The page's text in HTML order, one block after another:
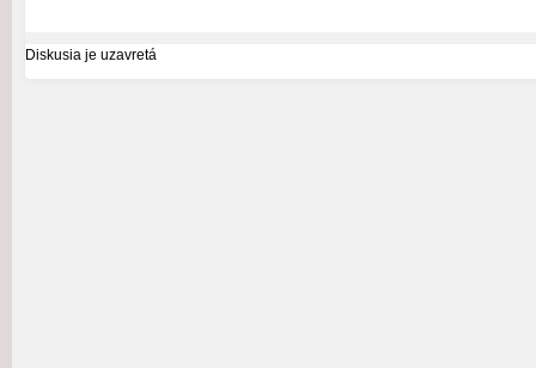
Diskusia je uzavretá